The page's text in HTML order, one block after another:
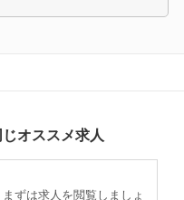
オススメ求人
ずは求人を閲覧しましょ